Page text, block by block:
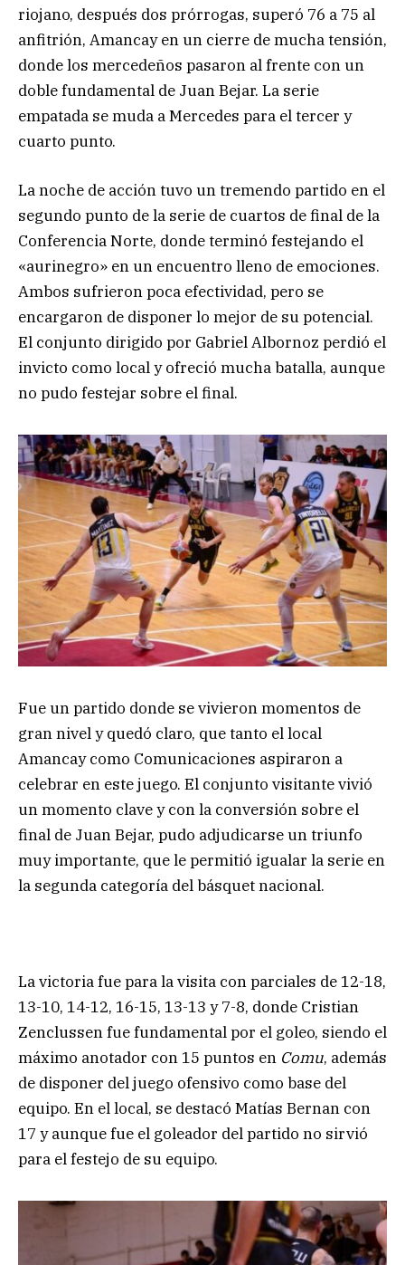
riojano, después dos prórrogas, superó 76 a 75 al
anfitrión, Amancay en un cierre de mucha tensión,
donde los mercedeños pasaron al frente con un
doble fundamental de Juan Bejar. La serie
empatada se muda a Mercedes para el tercer y
cuarto punto.
La noche de acción tuvo un tremendo partido en el
segundo punto de la serie de cuartos de final de la
Conferencia Norte, donde terminó festejando el
«aurinegro» en un encuentro lleno de emociones.
Ambos sufrieron poca efectividad, pero se
encargaron de disponer lo mejor de su potencial.
El conjunto dirigido por Gabriel Albornoz perdió el
invicto como local y ofreció mucha batalla, aunque
no pudo festejar sobre el final.
Fue un partido donde se vivieron momentos de
gran nivel y quedó claro, que tanto el local
Amancay como Comunicaciones aspiraron a
celebrar en este juego. El conjunto visitante vivió
un momento clave y con la conversión sobre el
final de Juan Bejar, pudo adjudicarse un triunfo
muy importante, que le permitió igualar la serie en
la segunda categoría del básquet nacional.
La victoria fue para la visita con parciales de 12-18,
13-10, 14-12, 16-15, 13-13 y 7-8, donde Cristian
Zenclussen fue fundamental por el goleo, siendo el
máximo anotador con 15 puntos en Comu, además
de disponer del juego ofensivo como base del
equipo. En el local, se destacó Matías Bernan con
17 y aunque fue el goleador del partido no sirvió
para el festejo de su equipo.